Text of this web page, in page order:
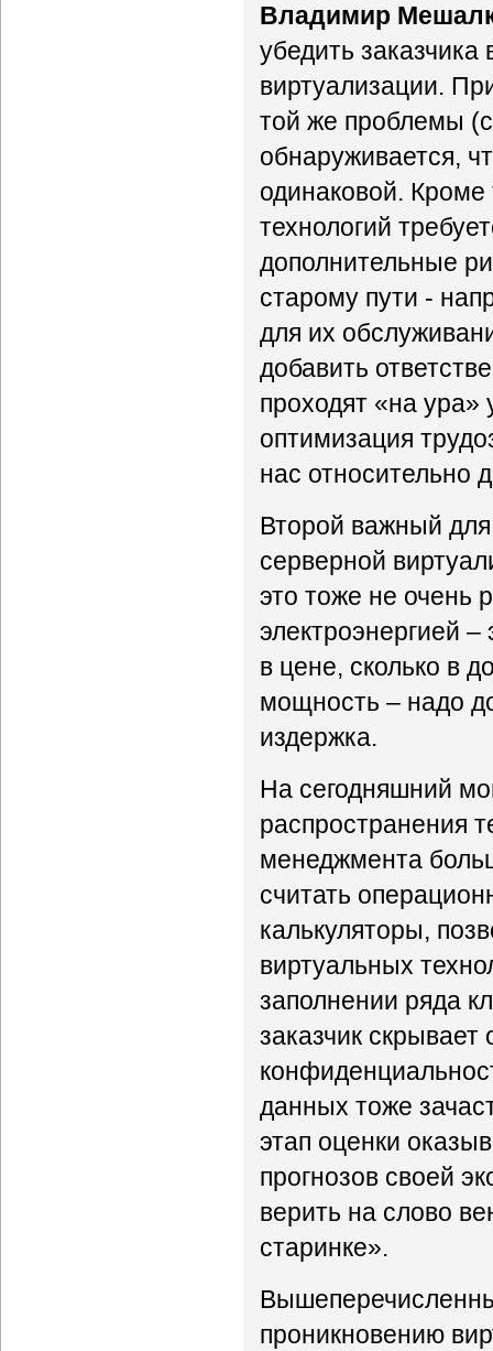
Владимир
убедить заказчика
виртуализации.
той же проблемы
обнаруживается,
одинаковой. Кроме
технологий
дополнительные
старому пути -
для их
добавить
проходят «на ура»
оптимизация
нас относительно
Второй важный
серверной
это тоже не очень
электроэнергией
в цене, сколько в
мощность – надо
издержка.
На сегодняшний
распространения
менеджмента
считать
калькуляторы,
виртуальных
заполнении ряда
заказчик
данных тоже
этап оценки
прогнозов своей
верить на слово
старинке».
проникновению